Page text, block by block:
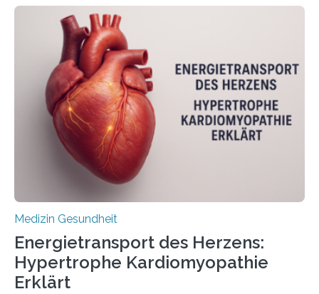
Oncology, zeigen die Forschenden, dass Mini-Tumore
aus Gewebe von Patientinnen und Patienten –
sogenannte Organoide – genutzt werden können, um
vorab zu prüfen, welche Medikamente am besten
wirken. Dabei wurde ein Eiweiß identifiziert, das künftig
als Biomarker für die Wahl der passenden Therapie
dienen könnte. Darmkrebs zählt weltweit zu den
häufigsten Krebsarten und stellt…
Medizin Gesundheit
Energietransport des Herzens:
Hypertrophe Kardiomyopathie
Erklärt